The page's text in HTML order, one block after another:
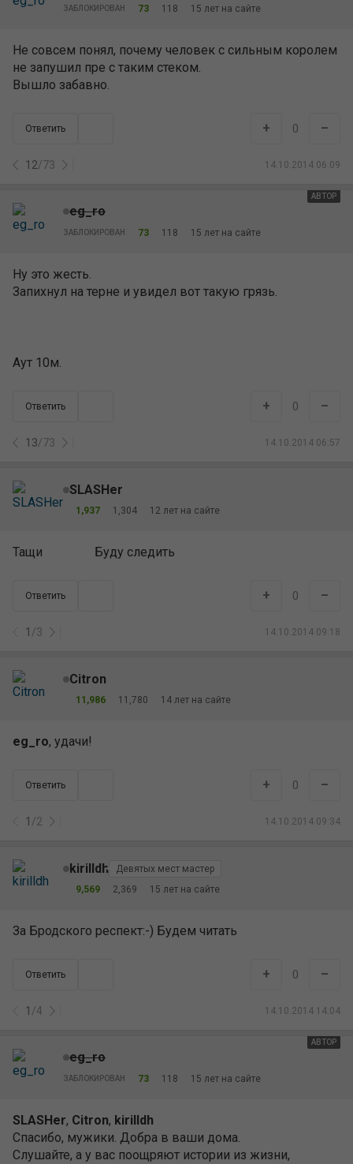
ЗАБЛОКИРОВАН 73 118 15 лет на сайте
Не совсем понял, почему человек с сильным королем
не запушил пре с таким стеком.
Вышло забавно.
Ответить
12/73 14.10.2014 06:09
+ 0 –
АВТОР
eg_ro
ЗАБЛОКИРОВАН 73 118 15 лет на сайте
Ну это жесть.
Запихнул на терне и увидел вот такую грязь.
Аут 10м.
Ответить
13/73 14.10.2014 06:57
+ 0 –
SLASHer
1,937 1,304 12 лет на сайте
Тащи Буду следить
Ответить
1 /3 14.10.2014 09:18
+ 0 –
Citron
11,986 11,780 14 лет на сайте
eg_ro, удачи!
Ответить
1 /2 14.10.2014 09:34
+ 0 –
kirilldh
Девятых мест мастер
9,569
2,369 15 лет на сайте
За Бродского респект:-) Будем читать
Ответить
1 /4 14.10.2014 14:04
+ 0 –
АВТОР
eg_ro
ЗАБЛОКИРОВАН 73 118 15 лет на сайте
SLASHer, Citron, kirilldh
Спасибо, мужики. Добра в ваши дома.
Слушайте, а у вас поощряют истории из жизни,